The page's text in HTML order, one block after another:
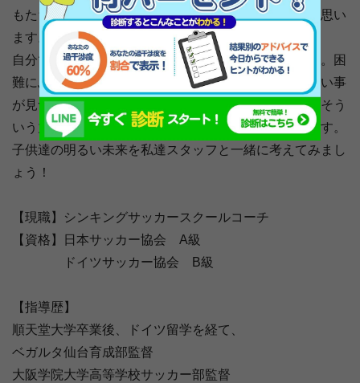
もたちにとってそれよりもっと大切な事があるように思い
ます。
自分で考える力・・・これを私達は大事にしています。困
難にぶつかった時に自分で解決方法を考える、やりたい事
が見つかった時にどうすればそれが出来るか考える。そう
いう力をサッカーを通じて身に付けて欲しいと思います。
子供達の明るい未来を私達スタッフと一緒に考えてみまし
ょう！
【現職】シンキングサッカースクールコーチ
【資格】日本サッカー協会 A級
ドイツサッカー協会 B級
【指導歴】
順天堂大学卒業後、ドイツ留学を経て、
ベガルタ仙台育成部監督
大阪学院大学高等学校サッカー部監督